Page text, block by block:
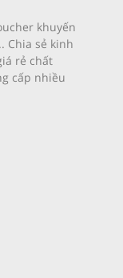
khuyến
Chia sẻ kinh
rẻ chất
cấp nhiều